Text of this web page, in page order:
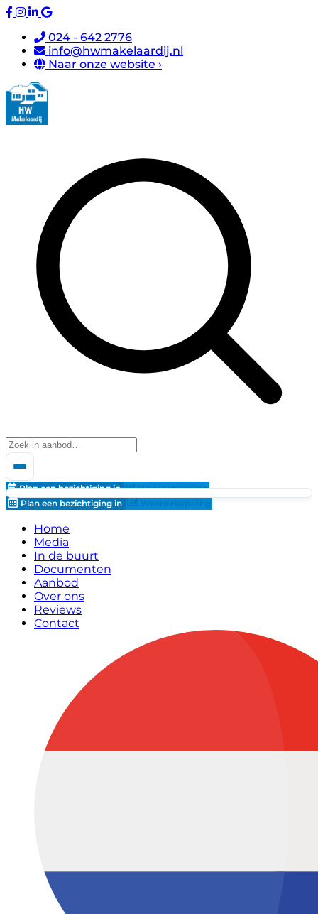
024 - 642 2776
info@hwmakelaardij.nl
Naar onze website ›
Plan een bezichtiging in
Waardebepaling
Plan een bezichtiging in
Waardebepaling
Home
Media
In de buurt
Documenten
Aanbod
Over ons
Reviews
Contact